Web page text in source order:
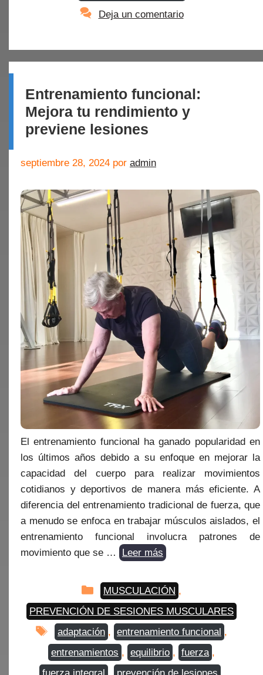
Deja un comentario
Entrenamiento funcional:
Mejora tu rendimiento y
previene lesiones
septiembre 28, 2024 por admin
El entrenamiento funcional ha ganado popularidad en
los últimos años debido a su enfoque en mejorar la
capacidad del cuerpo para realizar movimientos
cotidianos y deportivos de manera más eficiente. A
diferencia del entrenamiento tradicional de fuerza, que
a menudo se enfoca en trabajar músculos aislados, el
entrenamiento funcional involucra patrones de
movimiento que se …
Leer más
Categorías
MUSCULACIÓN ,
PREVENCIÓN DE SESIONES MUSCULARES
Etiquetas
adaptación , entrenamiento funcional ,
entrenamientos , equilibrio , fuerza ,